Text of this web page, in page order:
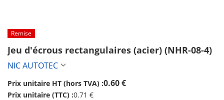
Remise
Jeu d'écrous rectangulaires (acier) (NHR-08-4)
NIC AUTOTEC
Prix unitaire HT (hors TVA) :0.60 €
Prix unitaire (TTC) :0.71 €